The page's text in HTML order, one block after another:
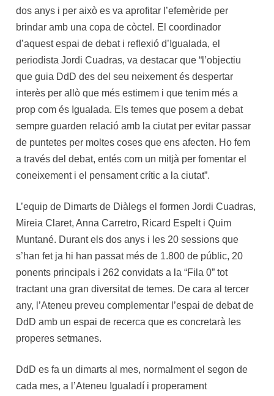
dos anys i per això es va aprofitar l’efemèride per
brindar amb una copa de còctel. El coordinador
d’aquest espai de debat i reflexió d’Igualada, el
periodista Jordi Cuadras, va destacar que “l’objectiu
que guia DdD des del seu neixement és despertar
interès per allò que més estimem i que tenim més a
prop com és Igualada. Els temes que posem a debat
sempre guarden relació amb la ciutat per evitar passar
de puntetes per moltes coses que ens afecten. Ho fem
a través del debat, entés com un mitjà per fomentar el
coneixement i el pensament crític a la ciutat”.
L’equip de Dimarts de Diàlegs el formen Jordi Cuadras,
Mireia Claret, Anna Carretro, Ricard Espelt i Quim
Muntané. Durant els dos anys i les 20 sessions que
s’han fet ja hi han passat més de 1.800 de públic, 20
ponents principals i 262 convidats a la “Fila 0” tot
tractant una gran diversitat de temes. De cara al tercer
any, l’Ateneu preveu complementar l’espai de debat de
DdD amb un espai de recerca que es concretarà les
properes setmanes.
DdD es fa un dimarts al mes, normalment el segon de
cada mes, a l’Ateneu Igualadí i properament